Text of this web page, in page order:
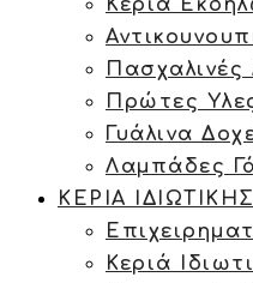
Κεριά
Πρώτες
Γυάλινα
Λαμπάδες
ΚΕΡΙΑ
Κεριά